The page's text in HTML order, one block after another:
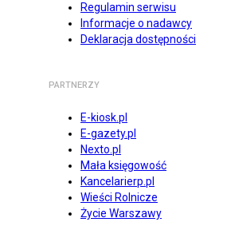
Regulamin serwisu
Informacje o nadawcy
Deklaracja dostępności
PARTNERZY
E-kiosk.pl
E-gazety.pl
Nexto.pl
Mała księgowość
Kancelarierp.pl
Wieści Rolnicze
Życie Warszawy